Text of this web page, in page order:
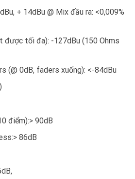
+ 14dBu @ Mix đầu ra: <0,009%
được tối đa): -127dBu (150 Ohms
(@ 0dB, faders xuống): <-84dBu
điểm):> 90dB
86dB